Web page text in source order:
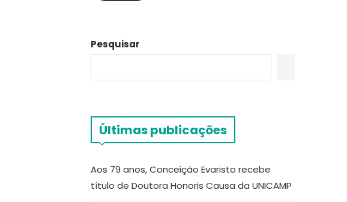
Pesquisar
Últimas publicações
Aos 79 anos, Conceição Evaristo recebe
título de Doutora Honoris Causa da UNICAMP